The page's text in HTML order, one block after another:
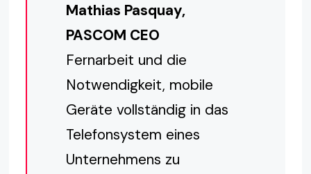
Mathias Pasquay,
PASCOM CEO
Fernarbeit und die
Notwendigkeit, mobile
Geräte vollständig in das
Telefonsystem eines
Unternehmens zu